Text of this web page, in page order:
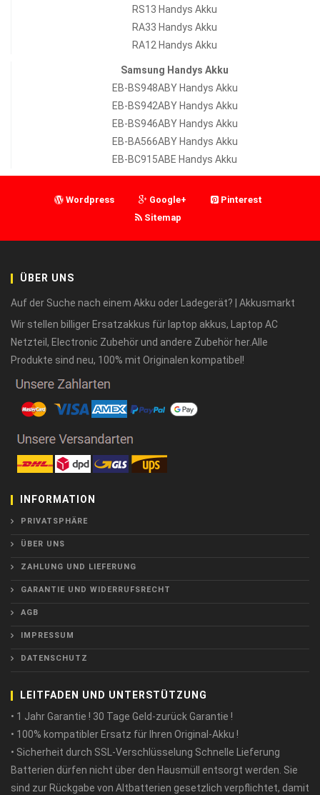
RS13 Handys Akku
RA33 Handys Akku
RA12 Handys Akku
Samsung Handys Akku
EB-BS948ABY Handys Akku
EB-BS942ABY Handys Akku
EB-BS946ABY Handys Akku
EB-BA566ABY Handys Akku
EB-BC915ABE Handys Akku
Wordpress Google+
Pinterest
Sitemap
ÜBER UNS
Auf der Suche nach einem Akku oder Ladegerät? | Akkusmarkt
Wir stellen billiger Ersatzakkus für laptop akkus, Laptop AC
Netzteil, Electronic Zubehör und andere Zubehör her.Alle
Produkte sind neu, 100% mit Originalen kompatibel!
INFORMATION
PRIVATSPHÄRE
ÜBER UNS
ZAHLUNG UND LIEFERUNG
GARANTIE UND WIDERRUFSRECHT
AGB
IMPRESSUM
DATENSCHUTZ
LEITFADEN UND UNTERSTÜTZUNG
• 1 Jahr Garantie ! 30 Tage Geld-zurück Garantie !
• 100% kompatibler Ersatz für Ihren Original-Akku !
• Sicherheit durch SSL-Verschlüsselung Schnelle Lieferung
Batterien dürfen nicht über den Hausmüll entsorgt werden. Sie
sind zur Rückgabe von Altbatterien gesetzlich verpflichtet, damit